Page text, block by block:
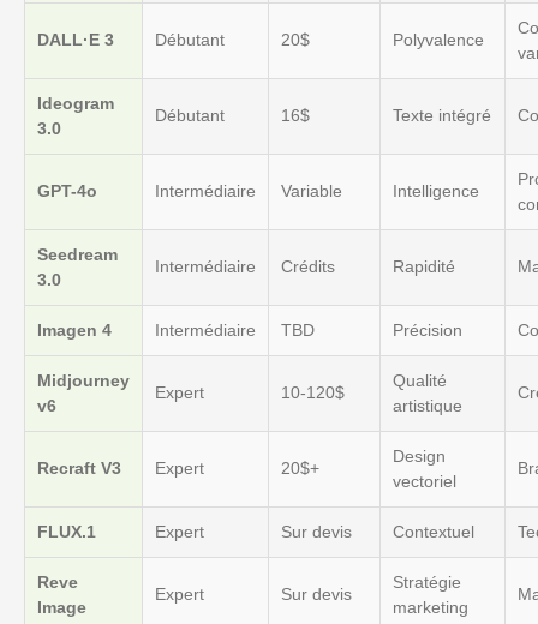
DALL·E 3 Débutant 20$ Polyvalence
Ideogram
3.0
Débutant 16$ Texte intégré
GPT-4o Intermédiaire Variable Intelligence
Seedream
3.0
Intermédiaire Crédits Rapidité
Imagen 4 Intermédiaire TBD Précision
Midjourney
v6
Expert 10-120$
Qualité
artistique
Recraft V3 Expert 20$+
Design
vectoriel
FLUX.1 Expert Sur devis Contextuel
Reve
Image
Expert Sur devis
Stratégie
marketing